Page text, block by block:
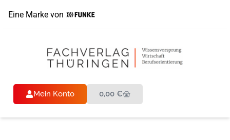
Eine Marke von
Mein Konto 0,00 €